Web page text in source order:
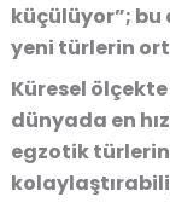
küçülüyor”;
yeni türlerin
Küresel ölçekte
dünyada en
egzotik türlerin